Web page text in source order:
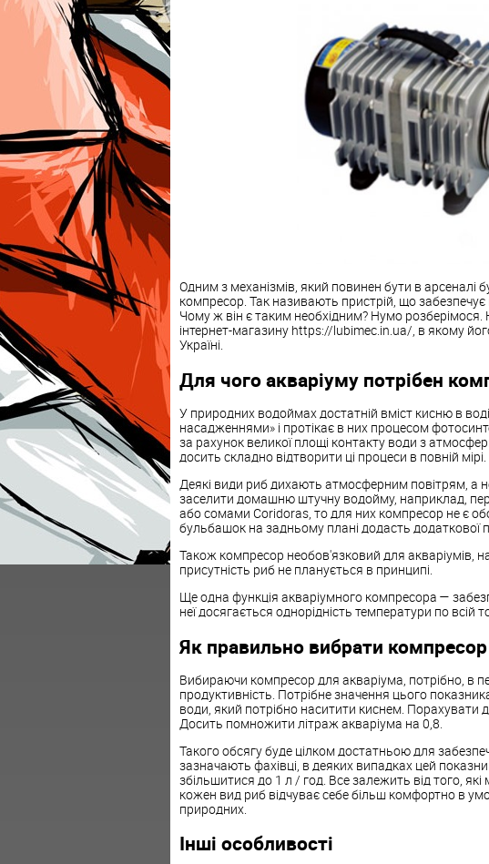
Одним з механізмів, який повинен бути в арсеналі
компресор. Так називають пристрій, що
Чому ж він є таким необхідним? Нумо
інтернет-магазину https://lubimec.in.ua/, в якому
Україні.
Для чого акваріуму потрібен
У природних водоймах достатній вміст кисню в
насадженнями» і протікає в них процесом
за рахунок великої площі контакту води з
досить складно відтворити ці процеси в повній мірі.
Деякі види риб дихають атмосферним повітрям, а
заселити домашню штучну водойму, наприклад,
або сомами Coridoras, то для них компресор не є
бульбашок на задньому плані додасть додаткової
Також компресор необов'язковий для акваріумів,
присутність риб не планується в принципі.
Ще одна функція акваріумного компресора —
неї досягається однорідність температури по всій
Як правильно вибрати
Вибираючи компресор для акваріума, потрібно, в
продуктивність. Потрібне значення цього
води, який потрібно наситити киснем. Порахувати
Досить помножити літраж акваріума на 0,8.
Такого обсягу буде цілком достатньою для
зазначають фахівці, в деяких випадках цей
збільшитися до 1 л / год. Все залежить від того,
кожен вид риб відчуває себе більш комфортно в
природних.
Інші особливості